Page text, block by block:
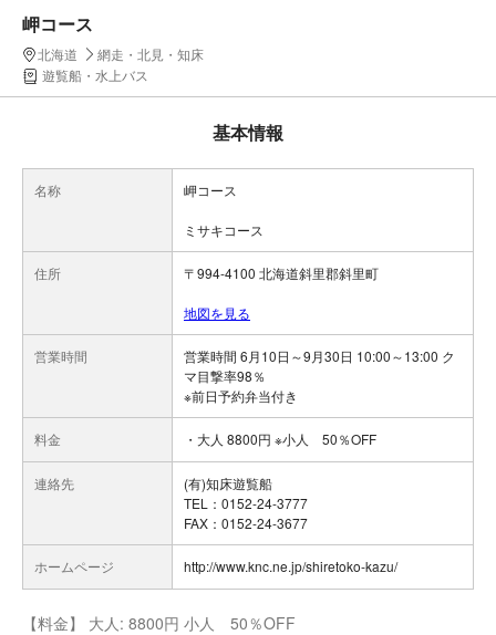
岬コース
北海道
網走・北見・知床
遊覧船・水上バス
基本情報
名称 岬コース
ミサキコース
住所 〒994-4100 北海道斜里郡斜里町
地図を見る
営業時間
営業時間 6月10日～9月30日 10:00～13:00 ク
マ目撃率98％
※前日予約弁当付き
料金 ・大人 8800円 ※小人 50％OFF
連絡先
(有)知床遊覧船
TEL：0152-24-3777
FAX：0152-24-3677
ホームページ http://www.knc.ne.jp/shiretoko-kazu/
【料金】 大人: 8800円 小人 50％OFF